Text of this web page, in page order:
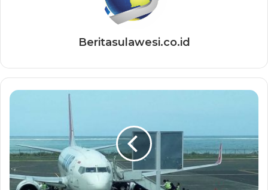
Beritasulawesi.co.id